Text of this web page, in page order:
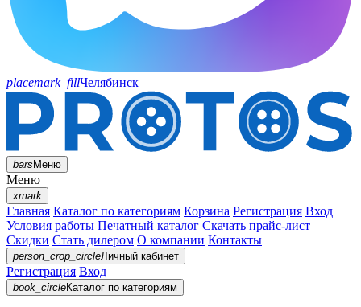
placemark_fillЧелябинск
barsМеню
Меню
xmark
Главная Каталог по категориям Корзина Регистрация Вход
Условия работы Печатный каталог Скачать прайс-лист
Скидки Стать дилером О компании Контакты
person_crop_circleЛичный кабинет
Регистрация Вход
book_circleКаталог по категориям